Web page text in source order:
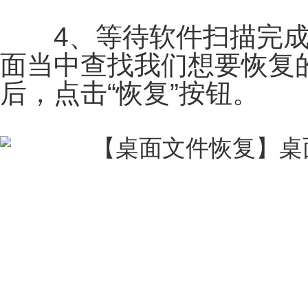
4、等待软件扫描完成
面当中查找我们想要恢复
后，点击“恢复”按钮。